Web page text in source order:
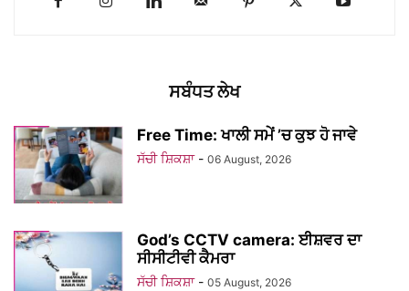
ਸਬੰਧਤ ਲੇਖ
Free Time: ਖਾਲੀ ਸਮੇਂ ’ਚ ਕੁਝ ਹੋ ਜਾਵੇ
ਸੱਚੀ ਸ਼ਿਕਸ਼ਾ - 06 August, 2026
God’s CCTV camera: ਈਸ਼ਵਰ ਦਾ
ਸੀਸੀਟੀਵੀ ਕੈਮਰਾ
ਸੱਚੀ ਸ਼ਿਕਸ਼ਾ - 05 August, 2026